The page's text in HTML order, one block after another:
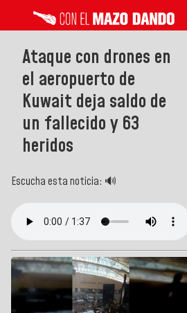
Ataque con drones en
el aeropuerto de
Kuwait deja saldo de
un fallecido y 63
heridos
Escucha esta noticia: 🔊